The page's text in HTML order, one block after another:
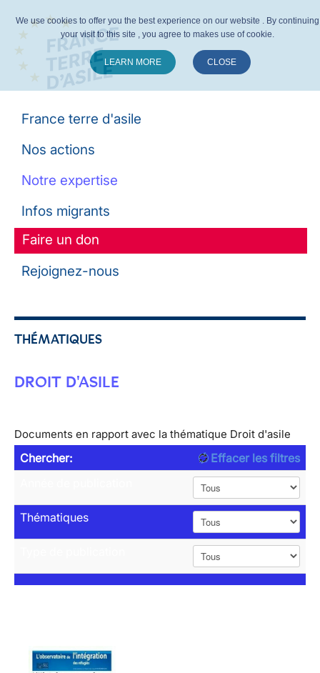
France terre d'asile
Nos actions
Notre expertise
Infos migrants
Faire un don
Rejoignez-nous
THÉMATIQUES
DROIT D'ASILE
Documents en rapport avec la thématique Droit d'asile
Chercher:
Effacer les filtres
Thématiques
We use cookies to offer you the best experience on our website . By continuing
your visit to this site , you agree to makes use of cookie.
LEARN MORE CLOSE